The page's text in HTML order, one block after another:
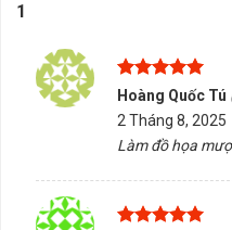
1
Được xếp
hạng5
5
sao
Hoàng Quốc Tú
2 Tháng 8, 2025
Làm đồ họa